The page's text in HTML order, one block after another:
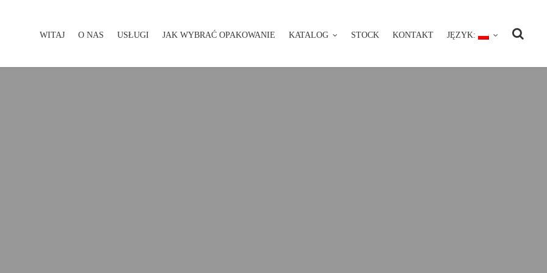
WITAJ O NAS USŁUGI JAK WYBRAĆ OPAKOWANIE KATALOG STOCK KONTAKT JĘZYK:
WITAJ O NAS USŁUGI JAK WYBRAĆ OPAKOWANIE KATALOG STOCK KONTAKT JĘZYK: